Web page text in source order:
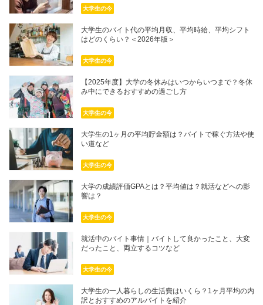
大学生の今
大学生のバイト代の平均月収、平均時給、平均シフト
はどのくらい？＜2026年版＞
大学生の今
【2025年度】大学の冬休みはいつからいつまで？冬休
み中にできるおすすめの過ごし方
大学生の今
大学生の1ヶ月の平均貯金額は？バイトで稼ぐ方法や使
い道など
大学生の今
大学の成績評価GPAとは？平均値は？就活などへの影
響は？
大学生の今
就活中のバイト事情｜バイトして良かったこと、大変
だったこと、両立するコツなど
大学生の今
大学生の一人暮らしの生活費はいくら？1ヶ月平均の内
訳とおすすめのアルバイトを紹介